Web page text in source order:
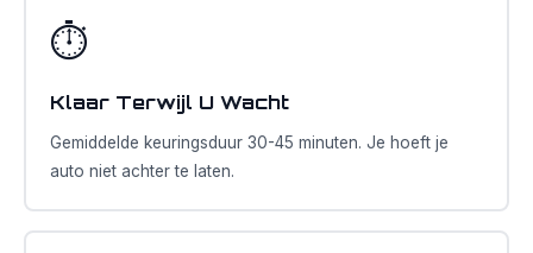
⏱️
Klaar Terwijl U Wacht
Gemiddelde keuringsduur 30-45 minuten. Je hoeft je
auto niet achter te laten.